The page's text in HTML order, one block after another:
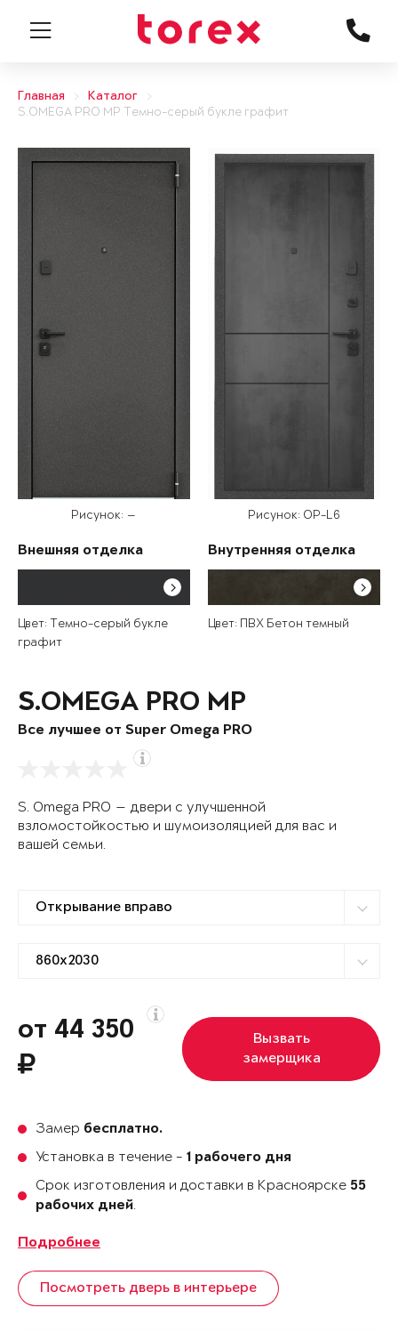
Главная
Каталог
S.OMEGA PRO MP Темно-серый букле графит
Рисунок: —
Внешняя отделка
Цвет: Темно-серый букле
графит
Рисунок: OP-L6
Внутренняя отделка
Цвет: ПВХ Бетон темный
S.OMEGA PRO MP
Все лучшее от Super Omega PRO
S. Omega PRO — двери с улучшенной
взломостойкостью и шумоизоляцией для вас и
вашей семьи.
от 44 350
Вызвать
замерщика
Замер бесплатно.
Установка в течение - 1 рабочего дня
Срок изготовления и доставки в Красноярске 55
рабочих дней.
Подробнее
Посмотреть дверь в интерьере